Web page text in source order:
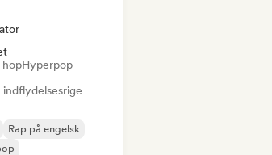
hopHyperpop
Rap på engelsk